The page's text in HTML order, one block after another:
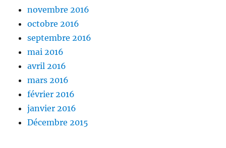
novembre 2016
octobre 2016
septembre 2016
mai 2016
avril 2016
mars 2016
février 2016
janvier 2016
Décembre 2015